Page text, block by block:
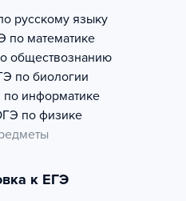
русскому языку
по математике
обществознанию
по биологии
информатике
по физике
к ЕГЭ